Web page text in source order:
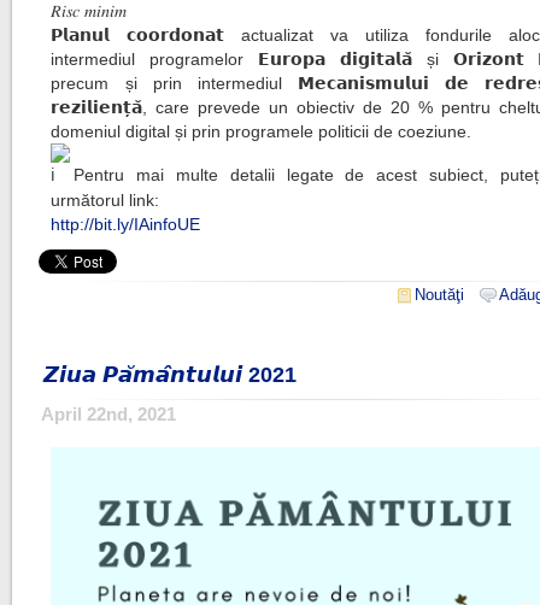
𝑅𝑖𝑠𝑐 𝑚𝑖𝑛𝑖𝑚
𝗣𝗹𝗮𝗻𝘂𝗹 𝗰𝗼𝗼𝗿𝗱𝗼𝗻𝗮𝘁 actualizat va utiliza fondurile
intermediul programelor 𝗘𝘂𝗿𝗼𝗽𝗮 𝗱𝗶𝗴𝗶𝘁𝗮𝗹𝗮̆ și 𝗢𝗿𝗶𝘇𝗼𝗻𝘁
precum și prin intermediul 𝗠𝗲𝗰𝗮𝗻𝗶𝘀𝗺𝘂𝗹𝘂𝗶 𝗱𝗲
𝗿𝗲𝘇𝗶𝗹𝗶𝗲𝗻𝘁̦𝗮̆, care prevede un obiectiv de 20 % pentru
domeniul digital și prin programele politicii de coeziune.
Pentru mai multe detalii legate de acest subiect,
următorul link:
http://bit.ly/IAinfoUE
Noutăţi
𝙕𝙞𝙪𝙖 𝙋𝙖̆𝙢𝙖̂𝙣𝙩𝙪𝙡𝙪𝙞 2021
April 22nd, 2021